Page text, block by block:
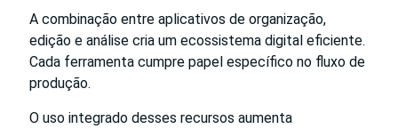
A combinação entre aplicativos de organização,
edição e análise cria um ecossistema digital eficiente.
Cada ferramenta cumpre papel específico no fluxo de
produção.
O uso integrado desses recursos aumenta